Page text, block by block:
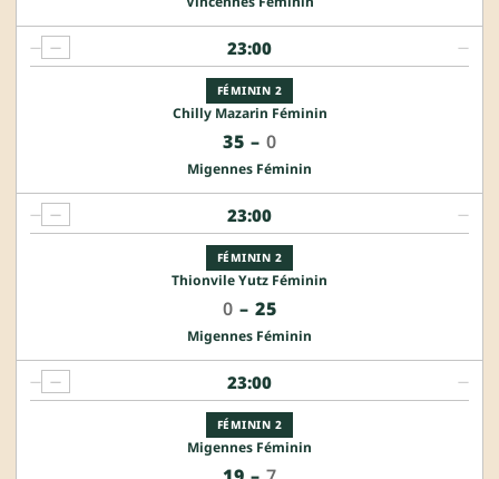
23:00
FÉMININ 2
Chilly Mazarin Féminin
35 – 0
Migennes Féminin
— — —
23:00
FÉMININ 2
Thionvile Yutz Féminin
0 – 25
Migennes Féminin
— — —
23:00
FÉMININ 2
Migennes Féminin
— — —